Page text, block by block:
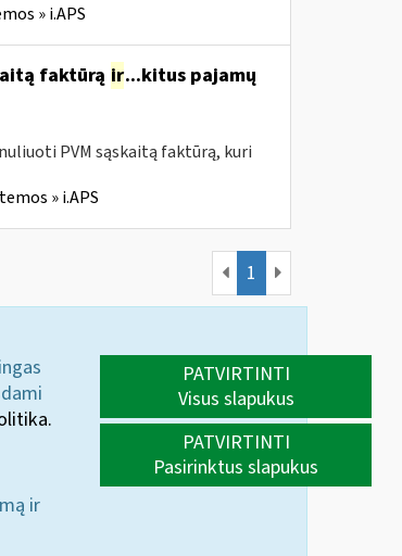
» i.APS
faktūrą ir...kitus pajamų
PVM sąskaitą faktūrą, kuri
» i.APS
1
ir
PATVIRTINTI
Visus slapukus
PATVIRTINTI
Pasirinktus slapukus